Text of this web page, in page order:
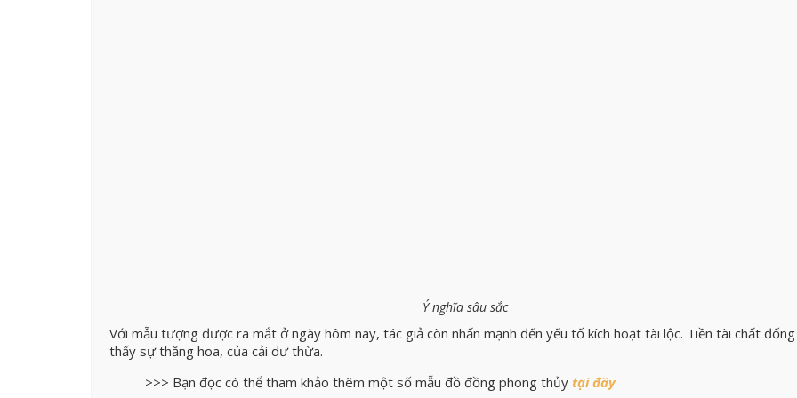
Ý nghĩa sâu sắc
Với mẫu tượng được ra mắt ở ngày hôm nay, tác giả còn nhấn mạnh đến yếu tố kích hoạt tài lộc. Tiền tài chất
thấy sự thăng hoa, của cải dư thừa.
>>> Bạn đọc có thể tham khảo thêm một số mẫu đồ đồng phong thủy tại đây